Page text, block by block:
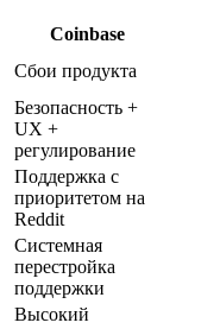
Coinbase
Сбои продукта
Безопасность +
UX +
регулирование
Поддержка с
приоритетом на
Reddit
Системная
перестройка
поддержки
Высокий